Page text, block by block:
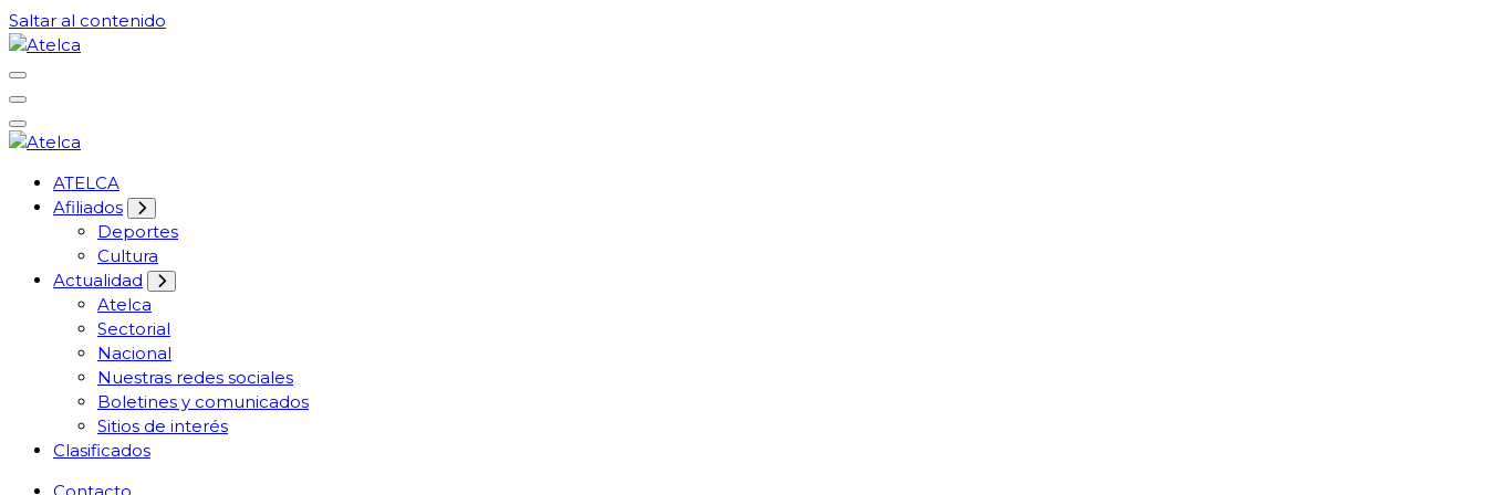
Saltar al contenido
Atelca
61 años Conocimiento, movilización y lucha
Atelca
61 años Conocimiento, movilización y lucha
ATELCA
Afiliados
Deportes
Cultura
Actualidad
Atelca
Sectorial
Nacional
Nuestras redes sociales
Boletines y comunicados
Sitios de interés
Clasificados